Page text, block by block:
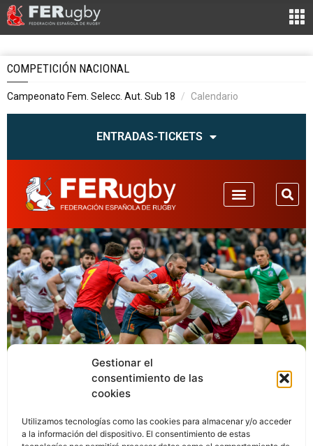
COMPETICIÓN NACIONAL
Campeonato Fem. Selecc. Aut. Sub 18 Calendario